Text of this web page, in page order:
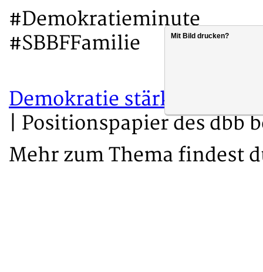
#Demokratieminute
#SBBFFamilie
Demokratie stärken –
| Positionspapier des
Mehr zum Thema findest
Mit Bild drucken?